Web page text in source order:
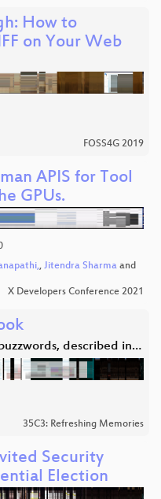
How to
on Your Web
FOSS4G 2019
APIS for Tool
GPUs.
, Jitendra Sharma and
X Developers Conference 2021
described in…
35C3: Refreshing Memories
Security
Election